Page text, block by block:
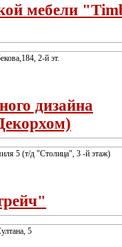
мебели
2-й эт.
дизайна
5 (т/д "Столица", 3 -й этаж)
5